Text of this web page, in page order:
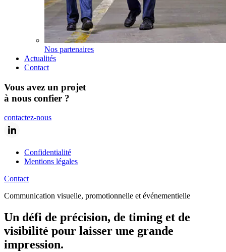
Nos partenaires
Actualités
Contact
Vous avez un projet
à nous confier ?
contactez-nous
Confidentialité
Mentions légales
Contact
Communication visuelle, promotionnelle et événementielle
Un défi de précision, de timing et de
visibilité pour laisser une grande
impression.